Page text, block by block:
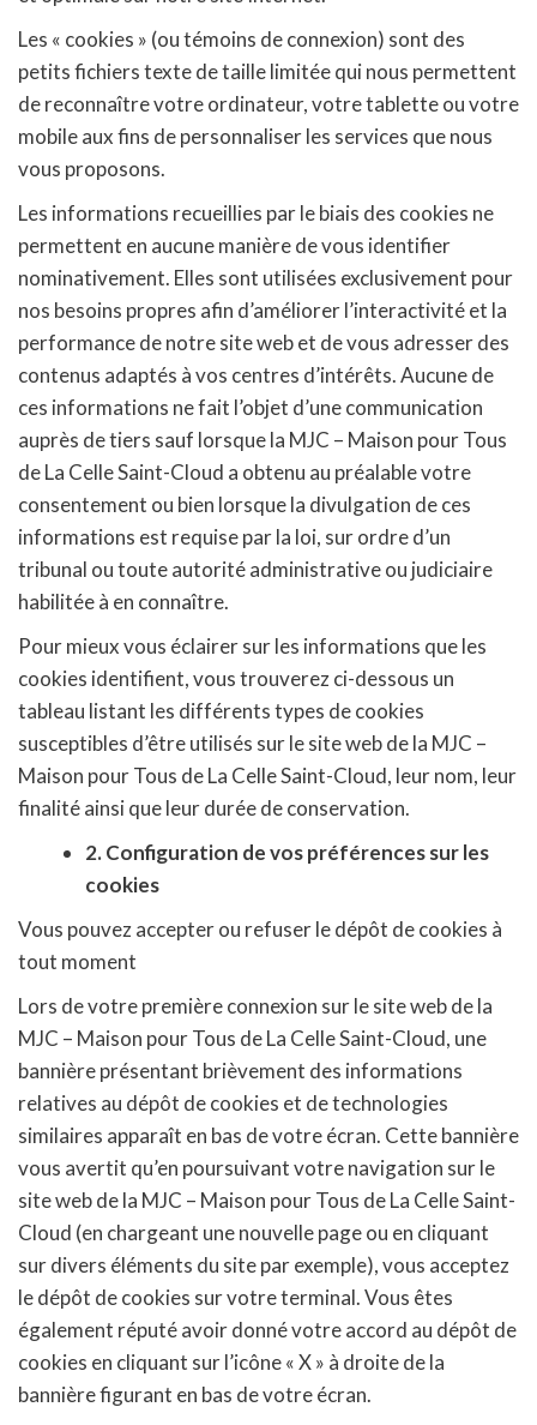
Les « cookies » (ou témoins de connexion) sont des
petits fichiers texte de taille limitée qui nous permettent
de reconnaître votre ordinateur, votre tablette ou votre
mobile aux fins de personnaliser les services que nous
vous proposons.
Les informations recueillies par le biais des cookies ne
permettent en aucune manière de vous identifier
nominativement. Elles sont utilisées exclusivement pour
nos besoins propres afin d’améliorer l’interactivité et la
performance de notre site web et de vous adresser des
contenus adaptés à vos centres d’intérêts. Aucune de
ces informations ne fait l’objet d’une communication
auprès de tiers sauf lorsque la MJC – Maison pour Tous
de La Celle Saint-Cloud a obtenu au préalable votre
consentement ou bien lorsque la divulgation de ces
informations est requise par la loi, sur ordre d’un
tribunal ou toute autorité administrative ou judiciaire
habilitée à en connaître.
Pour mieux vous éclairer sur les informations que les
cookies identifient, vous trouverez ci-dessous un
tableau listant les différents types de cookies
susceptibles d’être utilisés sur le site web de la MJC –
Maison pour Tous de La Celle Saint-Cloud, leur nom, leur
finalité ainsi que leur durée de conservation.
2. Configuration de vos préférences sur les
cookies
Vous pouvez accepter ou refuser le dépôt de cookies à
tout moment
Lors de votre première connexion sur le site web de la
MJC – Maison pour Tous de La Celle Saint-Cloud, une
bannière présentant brièvement des informations
relatives au dépôt de cookies et de technologies
similaires apparaît en bas de votre écran. Cette bannière
vous avertit qu’en poursuivant votre navigation sur le
site web de la MJC – Maison pour Tous de La Celle Saint-
Cloud (en chargeant une nouvelle page ou en cliquant
sur divers éléments du site par exemple), vous acceptez
le dépôt de cookies sur votre terminal. Vous êtes
également réputé avoir donné votre accord au dépôt de
cookies en cliquant sur l’icône « X » à droite de la
bannière figurant en bas de votre écran.